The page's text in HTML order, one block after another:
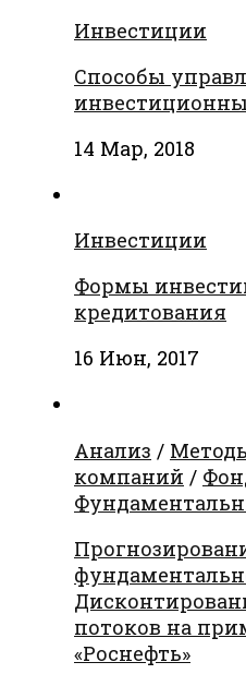
Инвестиции
Способы
14 Мар, 2018
Инвестиции
Формы
кредитования
16 Июн, 2017
Анализ /
компаний /
потоков на
«Роснефть»